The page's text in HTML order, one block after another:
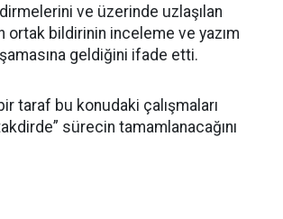
ve üzerinde uzlaşılan
ortak bildirinin inceleme ve yazım
geldiğini ifade etti.
taraf bu konudaki çalışmaları
sürecin tamamlanacağını